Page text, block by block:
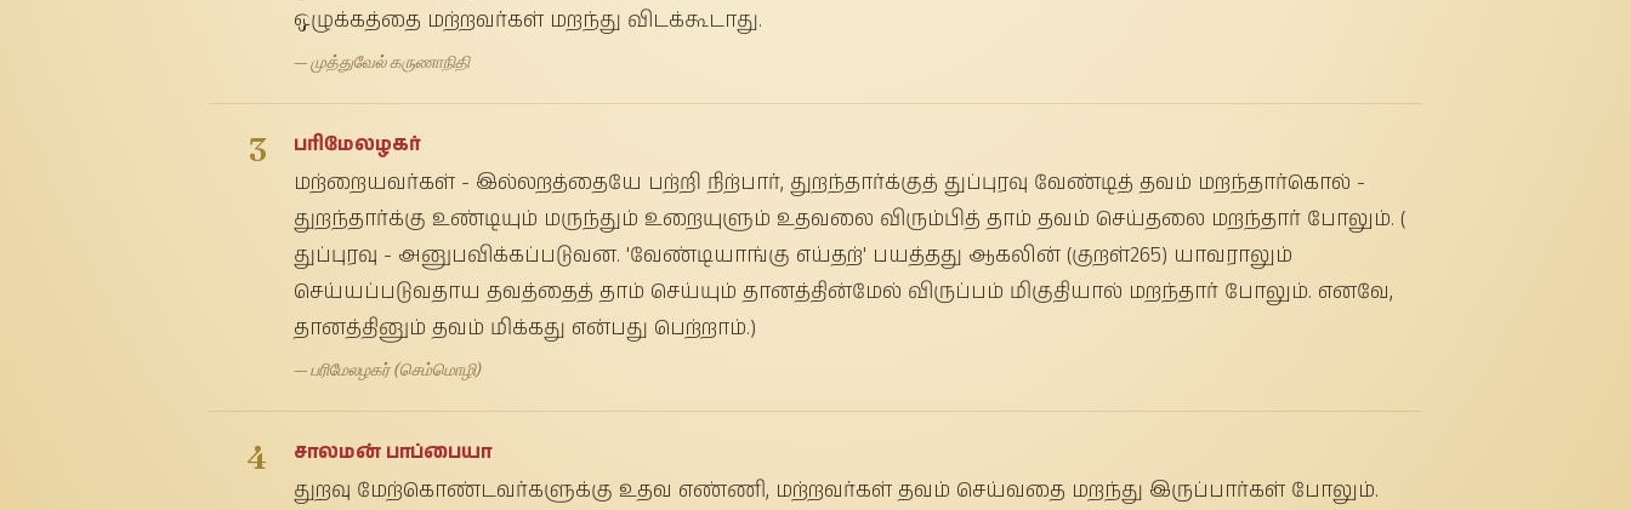
ஒழுக்கத்தை மற்றவர்கள் மறந்து விடக்கூடாது.
— முத்துவேல் கருணாநிதி
3 பரிமேலழகர்
மற்றையவர்கள் - இல்லறத்தையே பற்றி நிற்பார், துறந்தார்க்குத் துப்புரவு வேண்டித் தவம் மறந்தார்கொல் -
துறந்தார்க்கு உண்டியும் மருந்தும் உறையுளும் உதவலை விரும்பித் தாம் தவம் செய்தலை மறந்தார் போலும். (
துப்புரவு - அனுபவிக்கப்படுவன. 'வேண்டியாங்கு எய்தற்' பயத்தது ஆகலின் (குறள்265) யாவராலும்
செய்யப்படுவதாய தவத்தைத் தாம் செய்யும் தானத்தின்மேல் விருப்பம் மிகுதியால் மறந்தார் போலும். எனவே,
தானத்தினும் தவம் மிக்கது என்பது பெற்றாம்.)
— பரிமேலழகர் (செம்மொழி)
4 சாலமன் பாப்பையா
துறவு மேற்கொண்டவர்களுக்கு உதவ எண்ணி, மற்றவர்கள் தவம் செய்வதை மறந்து இருப்பார்கள் போலும்.